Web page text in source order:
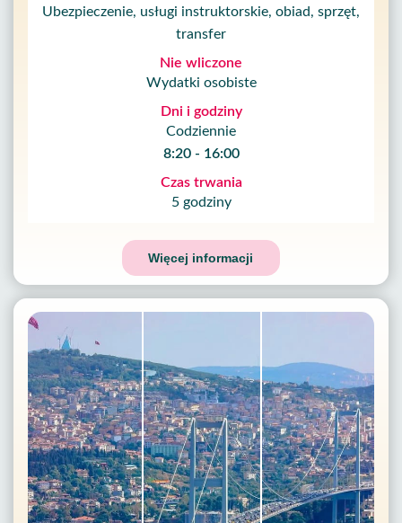
Ubezpieczenie, usługi instruktorskie, obiad, sprzęt,
transfer
Nie wliczone
Wydatki osobiste
Dni i godziny
Codziennie
8:20 - 16:00
Czas trwania
5 godziny
Więcej informacji